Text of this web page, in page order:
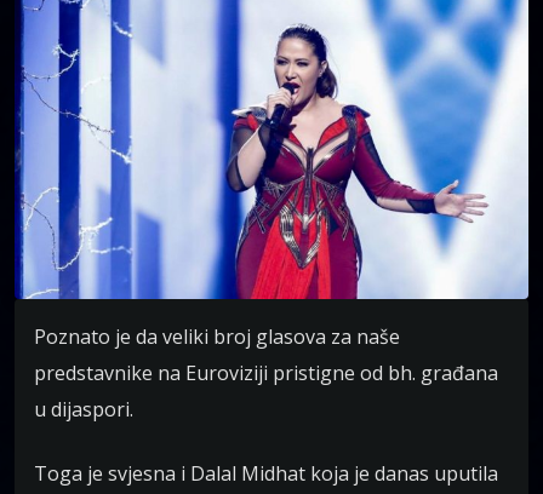
Poznato je da veliki broj glasova za naše
predstavnike na Euroviziji pristigne od bh. građana
u dijaspori.
Toga je svjesna i Dalal Midhat koja je danas uputila